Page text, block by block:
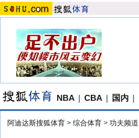
NBA | CBA | 国内 |
阿迪达斯搜狐体育 > 综合体育 > 功夫频道